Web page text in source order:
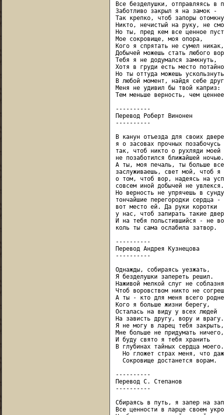
Все безделушки, отправляясь в
Заботливо закрыл я на замок -
Так крепко, чтоб запоры
Никто, нечистый на руку, не
Но ты, пред кем все ценное
Мое сокровище, моя опора,
Кого я спрятать не сумел никак,
Добычей можешь стать любого
Тебя я не додумался замкнуть,
Хотя в груди есть место
Но ты оттуда можешь ускользнуть
В любой момент, найдя себе
Меня не удивил бы твой каприз:
Тем меньше верность, чем
----------
Перевод Роберт Винонен
----------
В канун отъезда для своих
я о засовах прочных
так, чтоб никто о рухляди моей
не позаботился ближайшей ночью.
А ты, моя печаль, ты больше
заслуживаешь, свет мой, чтоб я
о том, чтоб вор, надеясь на
совсем иной добычей не увлекся.
Но верность не упрячешь в
тончайшие перегородки сердца -
вот место ей. Да руки коротки
у нас, чтоб запирать такие
И на тебя польстившийся - не
коль ты сама ослабила затвор.
----------
Перевод Андрея Кузнецова
----------
Однажды, собираясь уезжать,
Я безделушки запереть решил.
Наживой мелкой слуг не
Чтоб воровством никто не
А ты - кто для меня всего
Кого я больше жизни берегу,
Осталась на виду у всех людей
На зависть другу, вору и врагу.
Я не могу в ларец тебя закрыть,
Мне больше не придумать ничего,
И буду свято я тебя хранить
В глубинах тайных сердца моего.
Но гложет страх меня, что
  Сокровище достанется ворам.
----------
Перевод С. Степанов
----------
Сбираясь в путь, я запер на
Все ценности в ларце своем